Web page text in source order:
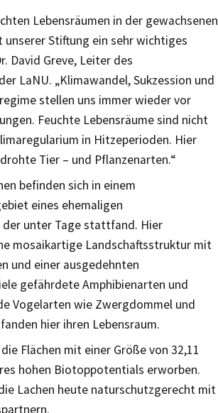
Lebensräumen in der gewachsenen
unserer Stiftung ein sehr wichtiges
David Greve, Leiter des
LaNU. „Klimawandel, Sukzession und
stellen uns immer wieder vor
Feuchte Lebensräume sind nicht
in Hitzeperioden. Hier
Tier – und Pflanzenarten.“
befinden sich in einem
eines ehemaligen
der unter Tage stattfand. Hier
mosaikartige Landschaftsstruktur mit
und einer ausgedehnten
gefährdete Amphibienarten und
Vogelarten wie Zwergdommel und
hier ihren Lebensraum.
Flächen mit einer Größe von 32,11
hohen Biotoppotentials erworben.
Lachen heute naturschutzgerecht mit